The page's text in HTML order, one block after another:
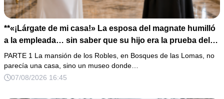
**«¡Lárgate de mi casa!» La esposa del magnate humilló
a la empleada… sin saber que su hijo era la prueba del
secreto que todos habían enterrado*
PARTE 1 La mansión de los Robles, en Bosques de las Lomas, no
parecía una casa, sino un museo donde…
07/08/2026 16:45